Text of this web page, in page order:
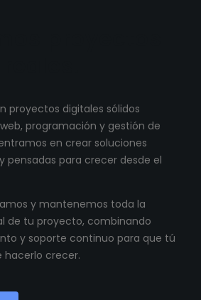
proyectos digitales sólidos
programación y gestión de
en crear soluciones
pensadas para crecer desde el
y mantenemos toda la
de tu proyecto, combinando
y soporte continuo para que tú
hacerlo crecer.